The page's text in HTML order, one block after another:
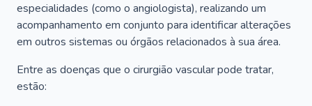
especialidades (como o angiologista), realizando um
acompanhamento em conjunto para identificar alterações
em outros sistemas ou órgãos relacionados à sua área.
Entre as doenças que o cirurgião vascular pode tratar,
estão: